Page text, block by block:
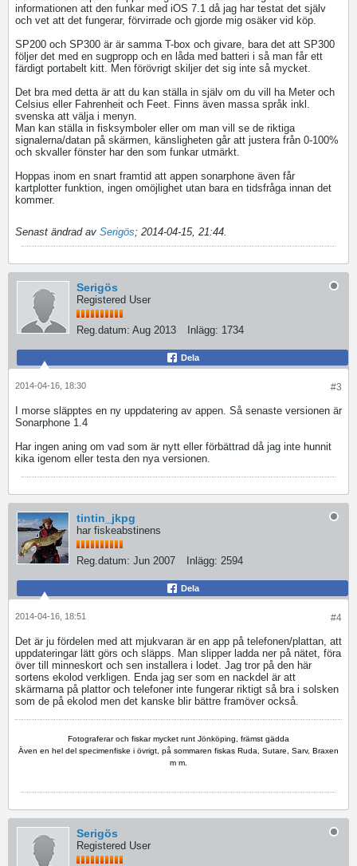
informationen att den funkar med iOS 7.1 då jag har testat det själv
och vet att det fungerar, förvirrade och gjorde mig osäker vid köp.
SP200 och SP300 är är samma T-box och givare, bara det att SP300
följer det med en sugpropp och en låda med batteri i så man får ett
färdigt portabelt kitt. Men förövrigt skiljer det sig inte så mycket.
Det bra med detta är att du kan ställa in själv om du vill ha Meter och
Celsius eller Fahrenheit och Feet. Finns även massa språk inkl.
svenska att välja i menyn.
Man kan ställa in fisksymboler eller om man vill se de riktiga
signalerna/datan på skärmen, känsligheten går att justera från 0-100%
och skvaller fönster har den som funkar utmärkt.
Hoppas inom en snart framtid att appen sonarphone även får
kartplotter funktion, ingen omöjlighet utan bara en tidsfråga innan det
kommer.
Senast ändrad av Serigös; 2014-04-15, 21:44
Serigös
Registered User
Reg.datum: Aug 2013 Inlägg: 1734
Dela
#3
2014-04-16, 18:30
I morse släpptes en ny uppdatering av appen. Så senaste versionen är
Sonarphone 1.4
Har ingen aning om vad som är nytt eller förbättrad då jag inte hunnit
kika igenom eller testa den nya versionen.
tintin_jkpg
har fiskeabstinens
Reg.datum: Jun 2007 Inlägg: 2594
Dela
#4
2014-04-16, 18:51
Det är ju fördelen med att mjukvaran är en app på telefonen/plattan, att
uppdateringar lätt görs och släpps. Man slipper ladda ner på nätet, föra
över till minneskort och sen installera i lodet. Jag tror på den här
sortens ekolod verkligen. Enda jag ser som en nackdel är att
skärmarna på plattor och telefoner inte fungerar riktigt så bra i solsken
som de på ekolod men det kanske blir bättre framöver också.
Fotograferar och fiskar mycket runt Jönköping, främst gädda
Även en hel del specimenfiske i övrigt, på sommaren fiskas Ruda, Sutare, Sarv, Braxen
m m.
Serigös
Registered User